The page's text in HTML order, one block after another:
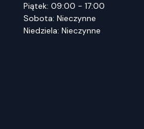
Piątek: 09:00 - 17:00
Sobota: Nieczynne
Niedziela: Nieczynne